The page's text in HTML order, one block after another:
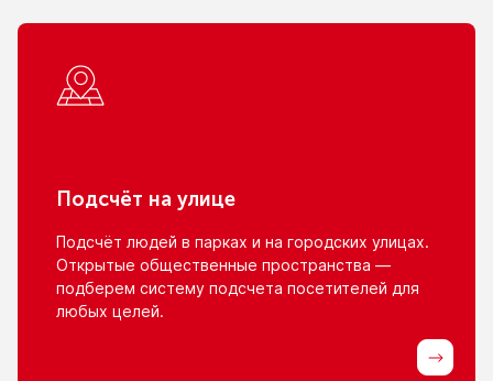
Подсчёт на улице
Подсчёт людей в парках и на городских улицах.
Открытые общественные пространства —
подберем систему подсчета посетителей для
любых целей.